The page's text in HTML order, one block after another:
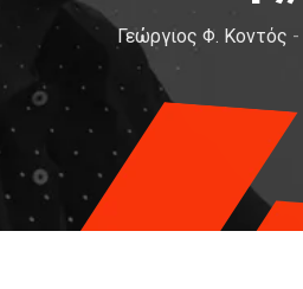
Γεώργιος Φ. Κοντός -